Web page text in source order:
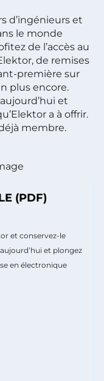
d’ingénieurs et
le monde
de l’accès au
de remises
première sur
plus encore.
et
a à offrir.
membre.
(PDF)
et conservez-le
et plongez
en électronique